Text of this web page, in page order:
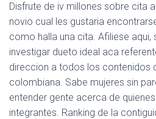
Disfrute de iv millones sobre cita
novio cual les gustaria
como halla una cita. Afiliese aqui,
investigar dueto ideal aca
direccion a todos los contenidos
colombiana. Sabe mujeres sin
entender gente acerca de
integrantes. Ranking de la